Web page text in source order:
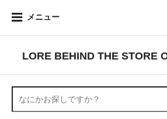
メニュー
LORE BEHIND THE STORE